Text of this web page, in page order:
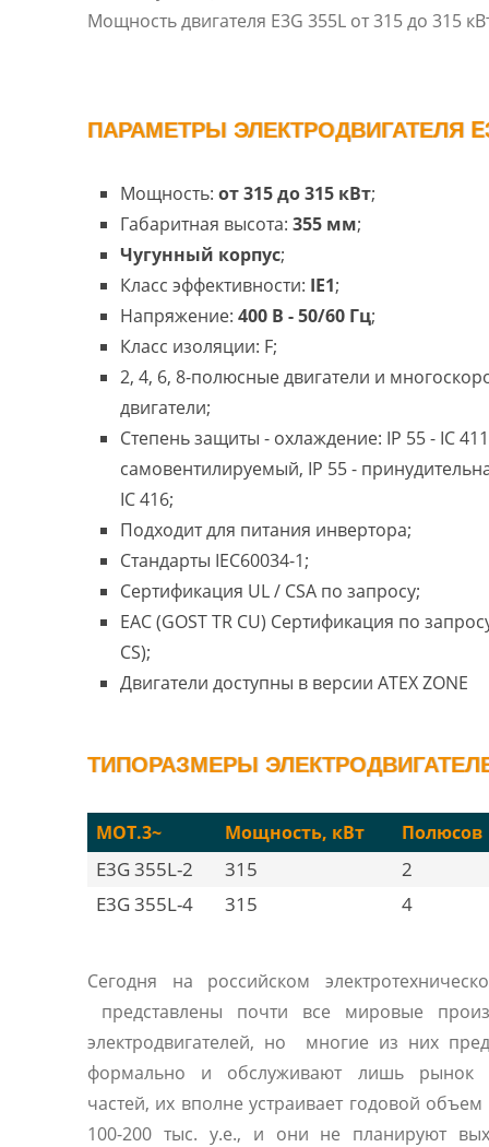
Мощность двигателя E3G 355L от 315 до 315
ПАРАМЕТРЫ ЭЛЕКТРОДВИГАТЕЛЯ
Мощность: от 315 до 315 кВт;
Габаритная высота: 355 мм;
Чугунный корпус;
Класс эффективности: IE1;
Напряжение: 400 В - 50/60 Гц;
Класс изоляции: F;
2, 4, 6, 8-полюсные двигатели и
двигатели;
Степень защиты - охлаждение: IP 55 - IC 411
самовентилируемый, IP 55 -
IC 416;
Подходит для питания инвертора;
Стандарты IEC60034-1;
Сертификация UL / CSA по запросу;
EAC (GOST TR CU) Сертификация по
CS);
Двигатели доступны в версии ATEX ZONE
ТИПОРАЗМЕРЫ
MOT.3~ Мощность, кВт Полюсов
E3G 355L-2 315
2
E3G 355L-4
315 4
Сегодня на российском
представлены почти все мировые
электродвигателей, но многие из них
формально и обслуживают лишь рынок
частей, их вполне устраивает годовой
100-200 тыс. у.е., и они не планируют